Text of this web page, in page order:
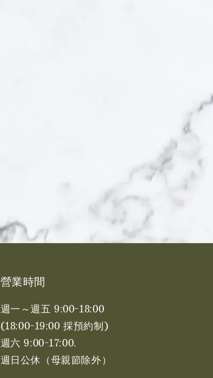
營業時間
週一～週五 9:00-18:00
(18:00-19:00 採預約制)
週六 9:00-17:00. ​​
週日公休（母親節除外）